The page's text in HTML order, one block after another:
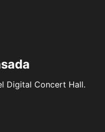
Digital Concert Hall.